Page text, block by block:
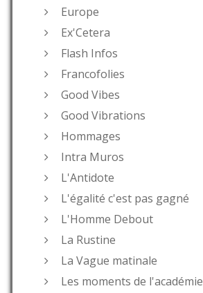
Europe
Ex'Cetera
Flash Infos
Francofolies
Good Vibes
Good Vibrations
Hommages
Intra Muros
L'Antidote
L'égalité c'est pas gagné
L'Homme Debout
La Rustine
La Vague matinale
Les moments de l'académie